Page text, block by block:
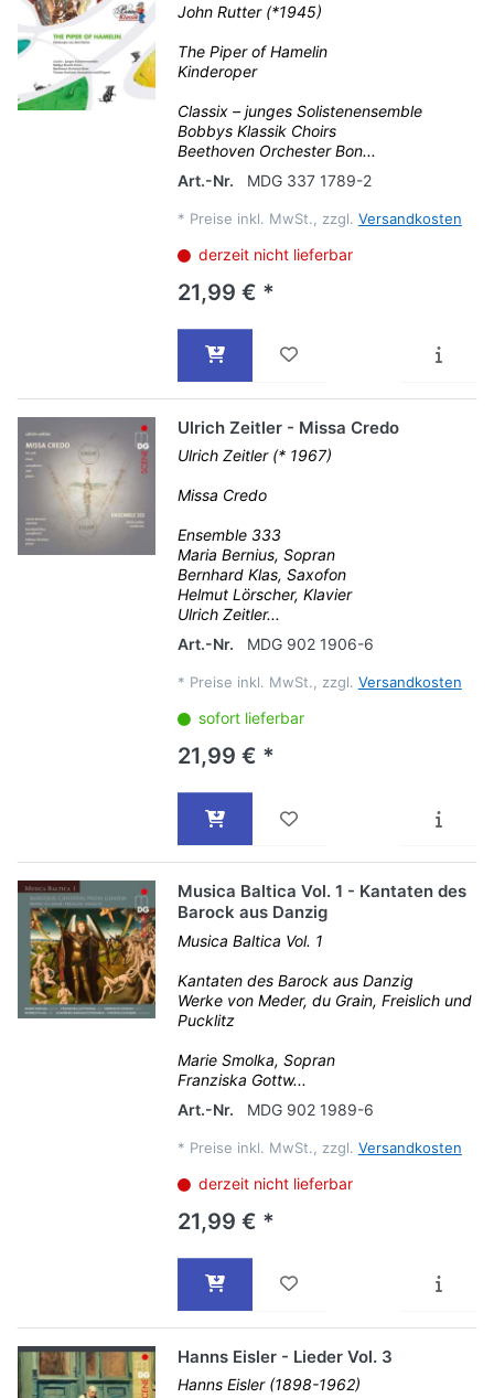
John Rutter (*1945)
The Piper of Hamelin
Kinderoper
Classix – junges Solistenensemble
Bobbys Klassik Choirs
Beethoven Orchester Bon...
Art.-Nr.
MDG 337 1789-2
* Preise inkl. MwSt., zzgl. Versandkosten
derzeit nicht lieferbar
21,99 € *
Ulrich Zeitler - Missa Credo
Ulrich Zeitler (* 1967)
Missa Credo
Ensemble 333
Maria Bernius, Sopran
Bernhard Klas, Saxofon
Helmut Lörscher, Klavier
Ulrich Zeitler...
Art.-Nr.
MDG 902 1906-6
* Preise inkl. MwSt., zzgl. Versandkosten
sofort lieferbar
21,99 € *
Musica Baltica Vol. 1 - Kantaten des
Barock aus Danzig
Musica Baltica Vol. 1
Kantaten des Barock aus Danzig
Werke von Meder, du Grain, Freislich und
Pucklitz
Marie Smolka, Sopran
Franziska Gottw...
Art.-Nr.
MDG 902 1989-6
* Preise inkl. MwSt., zzgl. Versandkosten
derzeit nicht lieferbar
21,99 € *
Hanns Eisler - Lieder Vol. 3
Hanns Eisler (1898-1962)